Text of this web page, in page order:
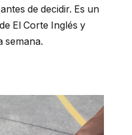
de decidir. Es un
El Corte Inglés y
semana.